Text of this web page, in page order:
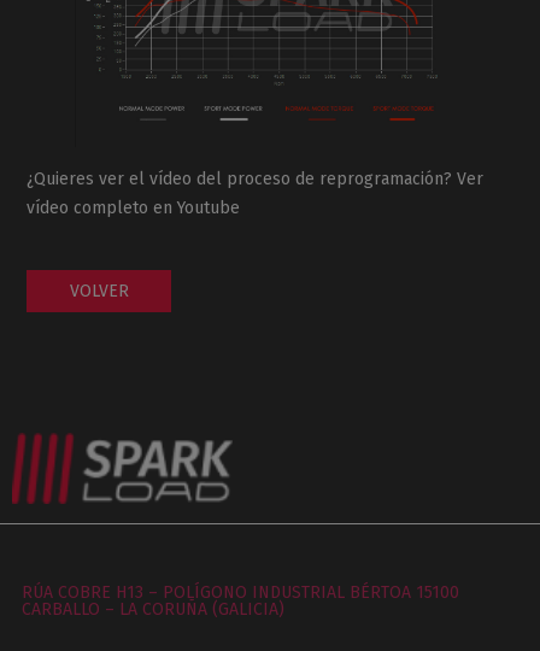
¿Quieres ver el vídeo del proceso de reprogramación? Ver
vídeo completo en Youtube
VOLVER
RÚA COBRE H13 – POLÍGONO INDUSTRIAL BÉRTOA 15100
CARBALLO – LA CORUÑA (GALICIA)